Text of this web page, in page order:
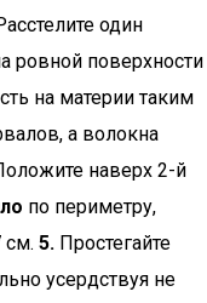
один
ровной поверхности
на материи таким
а волокна
наверх 2-й
по периметру,
см. 5. Простегайте
усердствуя не